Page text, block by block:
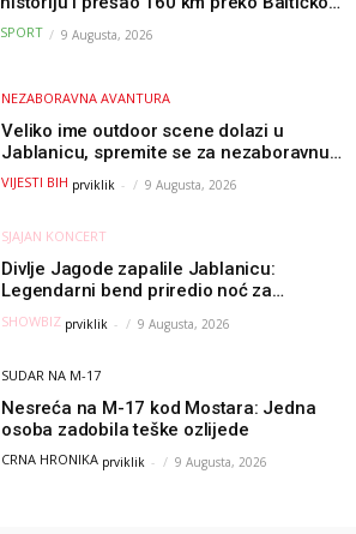
mora – a podvig posvetio djeci oboljeloj
od raka
SPORT 9 Augusta, 2026
NEZABORAVNA AVANTURA
Veliko ime outdoor scene dolazi u
Jablanicu, spremite se za nezaboravnu
avanturu (VIDEO) !
VIJESTI BIH prviklik - 9 Augusta, 2026
SJAJAN KONCERT
Divlje Jagode zapalile Jablanicu:
Legendarni bend priredio noć za
pamćenje
SHOWBIZ prviklik - 9 Augusta, 2026
SUDAR NA M-17
Nesreća na M-17 kod Mostara: Jedna
osoba zadobila teške ozlijede
CRNA HRONIKA prviklik - 9 Augusta, 2026